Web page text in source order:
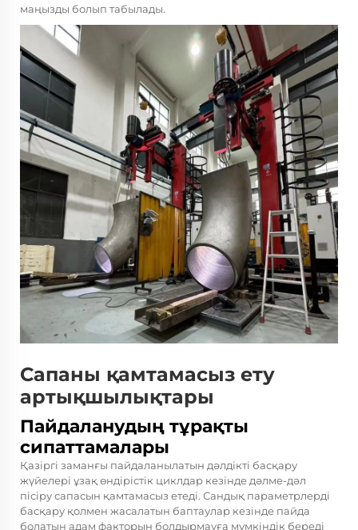
маңызды болып табылады.
Сапаны қамтамасыз ету
артықшылықтары
Пайдаланудың тұрақты
сипаттамалары
Қазіргі заманғы пайдаланылатын дәлдікті басқару
жүйелері ұзақ өндірістік циклдар кезінде дәлме-дәл
пісіру сапасын қамтамасыз етеді. Сандық параметрлерді
басқару қолмен жасалатын баптаулар кезінде пайда
болатын адам факторын болдырмауға мүмкіндік береді